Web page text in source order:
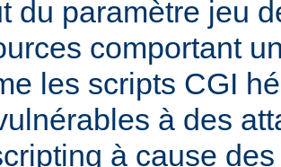
du paramètre jeu
comportant
les scripts CGI
à des
à cause